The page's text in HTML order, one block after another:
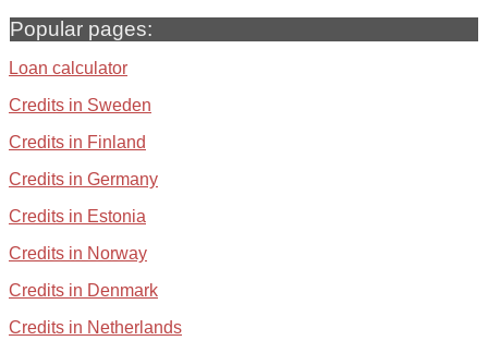
Popular pages:
Loan calculator
Credits in Sweden
Credits in Finland
Credits in Germany
Credits in Estonia
Credits in Norway
Credits in Denmark
Credits in Netherlands